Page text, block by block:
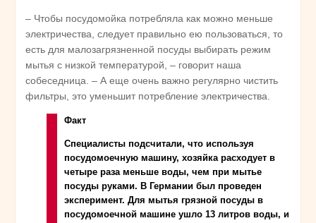
– Чтобы посудомойка потребляла как можно меньше
электричества, следует правильно ею пользоваться, то
есть для малозагрязненной посуды выбирать режим
мытья с низкой температурой, – говорит наша
собеседница. – А еще очень важно регулярно чистить
фильтры, это уменьшит потребление электричества.
Факт
Специалисты подсчитали, что используя
посудомоечную машину, хозяйка расходует в
четыре раза меньше воды, чем при мытье
посуды руками. B Германии был проведен
эксперимент. Для мытья грязной посуды в
посудомоечной машине ушло 13 литров воды, и